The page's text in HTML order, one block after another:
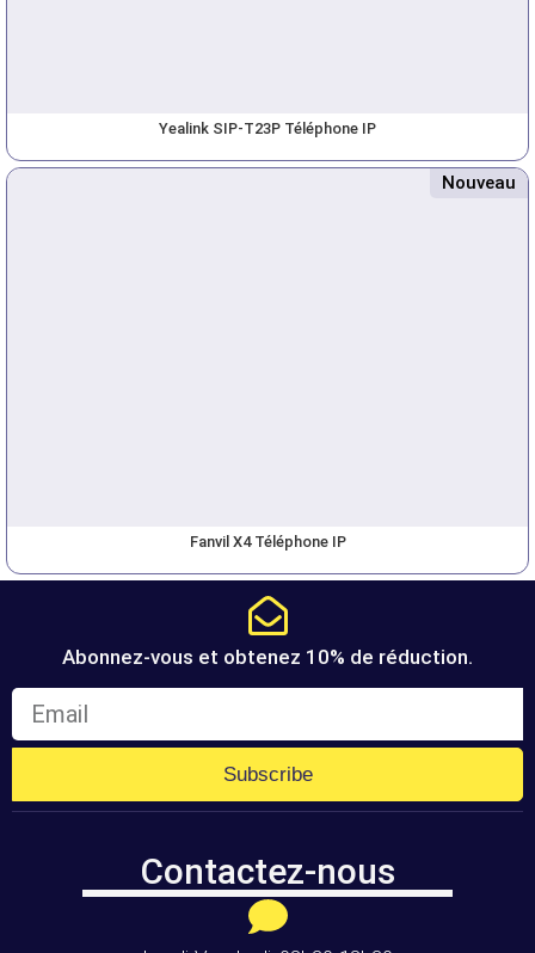
Yealink SIP-T23P Téléphone IP
Nouveau
Fanvil X4 Téléphone IP
Abonnez-vous et obtenez 10% de réduction.
Subscribe
Contactez-nous